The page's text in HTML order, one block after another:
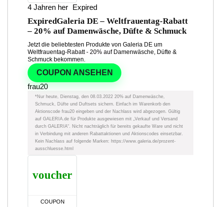
4 Jahren her Expired
ExpiredGaleria DE – Weltfrauentag-Rabatt
– 20% auf Damenwäsche, Düfte & Schmuck
Jetzt die beliebtesten Produkte von Galeria DE um
Weltfrauentag-Rabatt - 20% auf Damenwäsche, Düfte &
Schmuck bekommen.
COUPON ANSEHEN
frau20
*Nur heute, Dienstag, den 08.03.2022 20% auf Damenwäsche,
Schmuck, Düfte und Duftsets sichern. Einfach im Warenkorb den
Aktionscode frau20 eingeben und der Nachlass wird abgezogen. Gültig
auf GALERIA.de für Produkte ausgewiesen mit „Verkauf und Versand
durch GALERIA“. Nicht nachträglich für bereits gekaufte Ware und nicht
in Verbindung mit anderen Rabattaktionen und Aktionscodes einsetzbar.
Kein Nachlass auf folgende Marken: https://www.galeria.de/prozent-
ausschluesse.html
voucher
COUPON